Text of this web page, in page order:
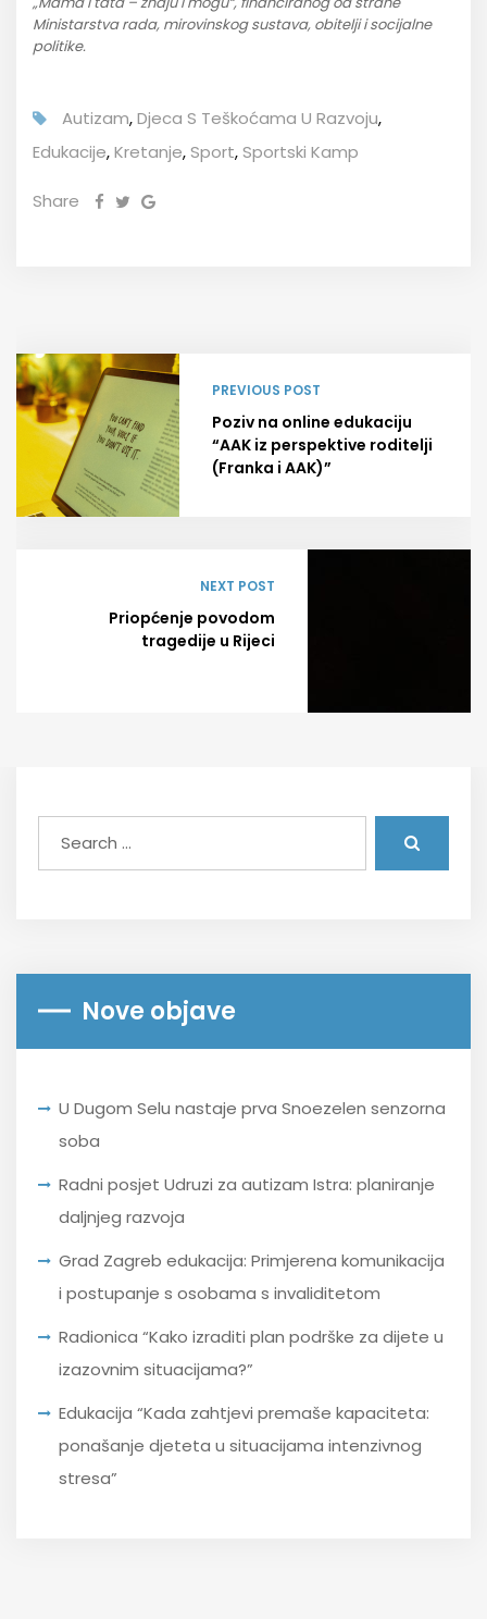
Ministarstva rada, mirovinskog sustava, obitelji i socijalne
politike.
Autizam,Djeca S Teškoćama U Razvoju,
Edukacije,Kretanje,Sport,Sportski Kamp
Share
PREVIOUS POST
Poziv na online edukaciju
“AAK iz perspektive roditelji
(Franka i AAK)”
NEXT POST
Priopćenje povodom
tragedije u Rijeci
Nove objave
U Dugom Selu nastaje prva Snoezelen senzorna
soba
Radni posjet Udruzi za autizam Istra: planiranje
daljnjeg razvoja
Grad Zagreb edukacija: Primjerena komunikacija
i postupanje s osobama s invaliditetom
Radionica “Kako izraditi plan podrške za dijete u
izazovnim situacijama?”
Edukacija “Kada zahtjevi premaše kapaciteta:
ponašanje djeteta u situacijama intenzivnog
stresa”